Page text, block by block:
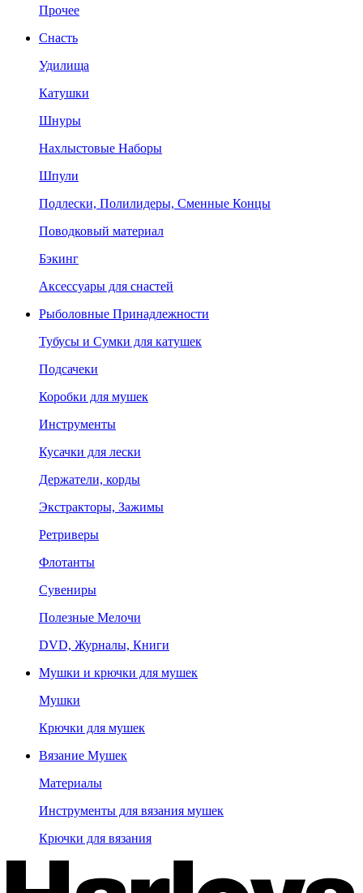
Прочее
Снасть
Удилища
Катушки
Шнуры
Нахлыстовые Наборы
Шпули
Подлески, Полилидеры, Сменные Концы
Поводковый материал
Бэкинг
Аксессуары для снастей
Рыболовные Принадлежности
Тубусы и Сумки для катушек
Подсачеки
Коробки для мушек
Инструменты
Кусачки для лески
Держатели, корды
Экстракторы, Зажимы
Ретриверы
Флотанты
Сувениры
Полезные Мелочи
DVD, Журналы, Книги
Мушки и крючки для мушек
Мушки
Крючки для мушек
Вязание Мушек
Материалы
Инструменты для вязания мушек
Крючки для вязания